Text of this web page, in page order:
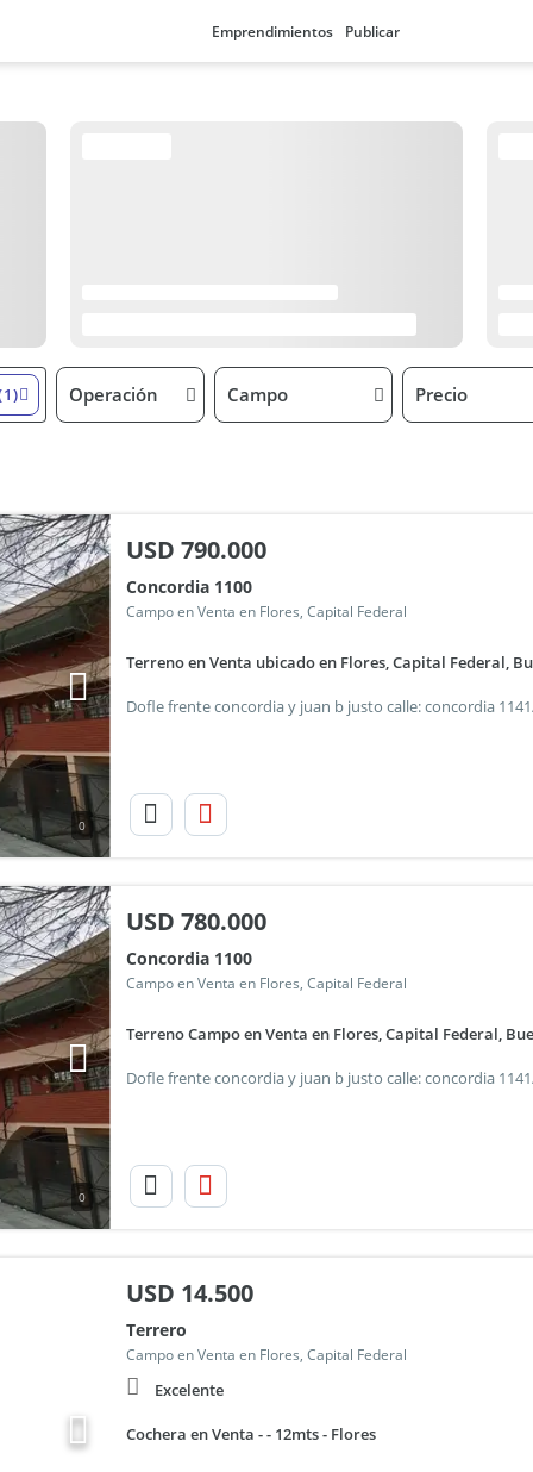
Emprendimientos Publicar
Operación Campo Precio
0
USD 790.000
Concordia 1100
Campo en Venta en Flores, Capital Federal
Terreno en Venta ubicado en Flores, Capital Federal,
0
USD 780.000
Concordia 1100
Campo en Venta en Flores, Capital Federal
Terreno Campo en Venta en Flores, Capital Federal,
USD 14.500
Terrero
Campo en Venta en Flores, Capital Federal
Excelente
Cochera en Venta - - 12mts - Flores